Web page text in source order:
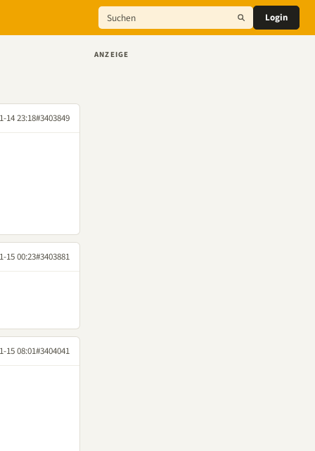
Login
14 23:18#3403849
15 00:23#3403881
15 08:01#3404041
ANZEIGE